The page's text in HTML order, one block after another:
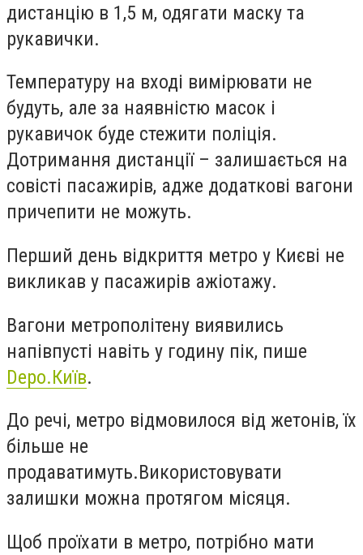
дистанцію в 1,5 м, одягати маску та
рукавички.
Температуру на вході вимірювати не
будуть, але за наявністю масок і
рукавичок буде стежити поліція.
Дотримання дистанції – залишається на
совісті пасажирів, адже додаткові вагони
причепити не можуть.
Перший день відкриття метро у Києві не
викликав у пасажирів ажіотажу.
Вагони метрополітену виявились
напівпусті навіть у годину пік, пише
Depo.Київ.
До речі, метро відмовилося від жетонів, їх
більше не
продаватимуть.Використовувати
залишки можна протягом місяця.
Щоб проїхати в метро, потрібно мати